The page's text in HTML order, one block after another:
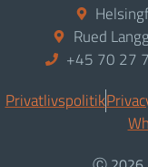
Rued
+45 70 27
Privatlivspolitik